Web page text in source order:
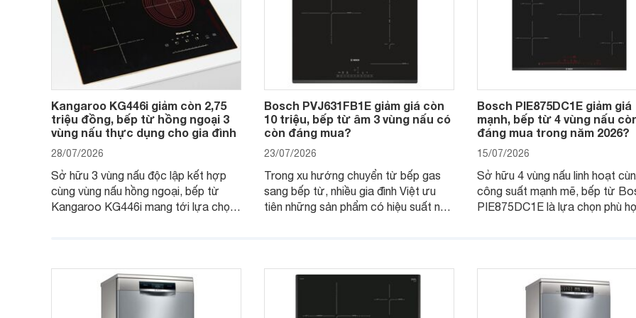
Kangaroo KG446i giảm còn 2,75
triệu đồng, bếp từ hồng ngoại 3
vùng nấu thực dụng cho gia đình
28/07/2026
Sở hữu 3 vùng nấu độc lập kết hợp
cùng vùng nấu hồng ngoại, bếp từ
Kangaroo KG446i mang tới lựa chọn
nhiều cửa hàng, đại lý.
Bosch PVJ631FB1E giảm giá còn
10 triệu, bếp từ âm 3 vùng nấu có
còn đáng mua?
23/07/2026
Trong xu hướng chuyển từ bếp gas
sang bếp từ, nhiều gia đình Việt ưu
tiên những sản phẩm có hiệu suất nấu
mẫu bếp đáp ứng tốt các tiêu chí này.
Bosch PIE875DC1E giảm giá
mạnh, bếp từ 4 vùng nấu
đáng mua trong năm 2026?
15/07/2026
Sở hữu 4 vùng nấu linh hoạt
công suất mạnh mẽ, bếp từ
PIE875DC1E là lựa chọn phù